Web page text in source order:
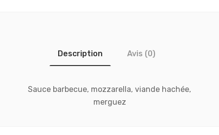
Description Avis (0)
Sauce barbecue, mozzarella, viande hachée,
merguez